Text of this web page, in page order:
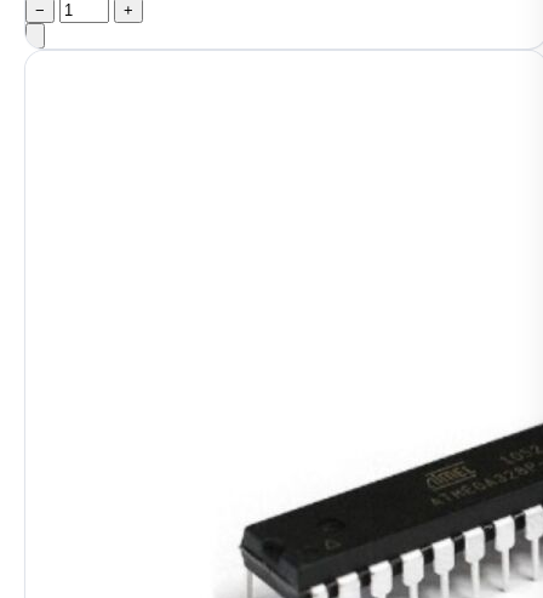
− +